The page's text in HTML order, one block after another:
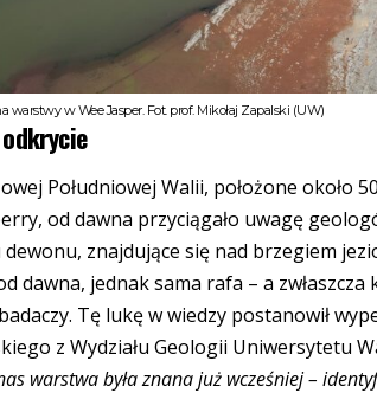
warstwy w Wee Jasper. Fot. prof. Mikołaj Zapalski (UW)
Południowej Walii, położone około
od dawna przyciągało uwagę
znajdujące się nad brzegiem
dawna, jednak sama rafa – a
Tę lukę w wiedzy postanowił
z Wydziału Geologii Uniwersytetu
warstwa była znana już wcześniej –